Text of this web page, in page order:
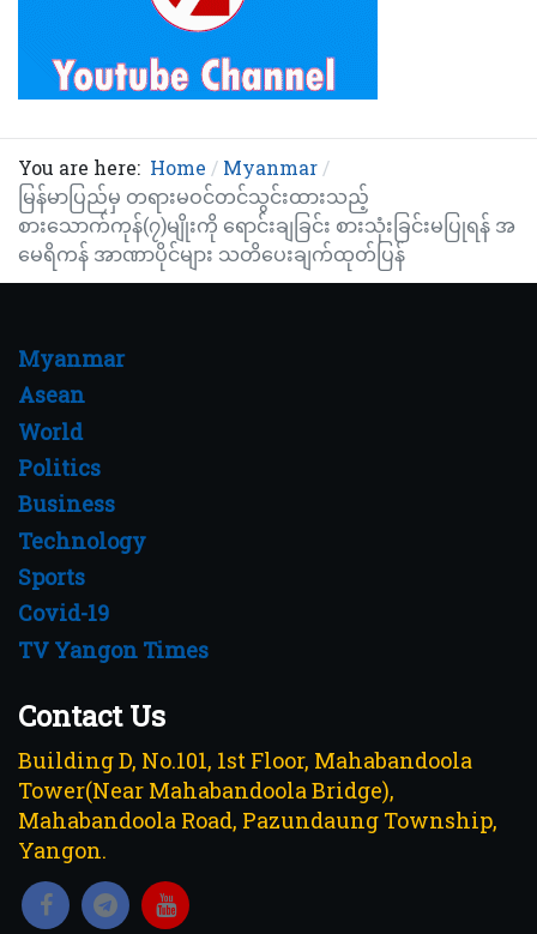
You are here: Home
Myanmar
မြန်မာပြည်မှ တရားမဝင်တင်သွင်းထားသည့်
စားသောက်ကုန်(၇)မျိုးကို ရောင်းချခြင်း စားသုံးခြင်းမပြုရန် အ
မေရိကန် အာဏာပိုင်များ သတိပေးချက်ထုတ်ပြန်
Myanmar
Asean
World
Politics
Business
Technology
Sports
Covid-19
TV Yangon Times
Contact Us
Building D, No.101, 1st Floor, Mahabandoola
Tower(Near Mahabandoola Bridge),
Mahabandoola Road, Pazundaung Township,
Yangon.